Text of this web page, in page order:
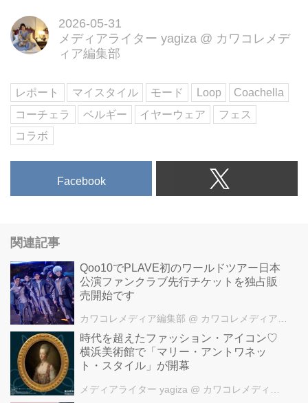
2026-05-31
メディアライター yagiza @ カワコレメデ
ィア編集部
レポート マイスタイル モード Loop
Coachella
コーチェラ
ベルギー イヤーウェア
フェス
コラボ
Facebook
関連記事
Qoo10でPLAVE初のワールドツアー日本
公演ファンクラブ先行チケットを独占販
売開始です
カワコレメディア編集部 @ カワコレメディア編集部
時代を超えたファッション・アイコン♡
横浜美術館で「マリー・アントワネッ
ト・スタイル」が開幕
メディアライター yagiza @ カワコレメディア編集部